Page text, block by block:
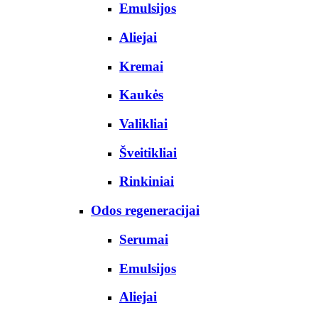
Emulsijos
Aliejai
Kremai
Kaukės
Valikliai
Šveitikliai
Rinkiniai
Odos regeneracijai
Serumai
Emulsijos
Aliejai